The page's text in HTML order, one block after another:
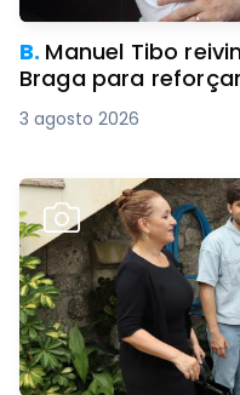
B. Manuel Tibo
Braga para
3 agosto 2026